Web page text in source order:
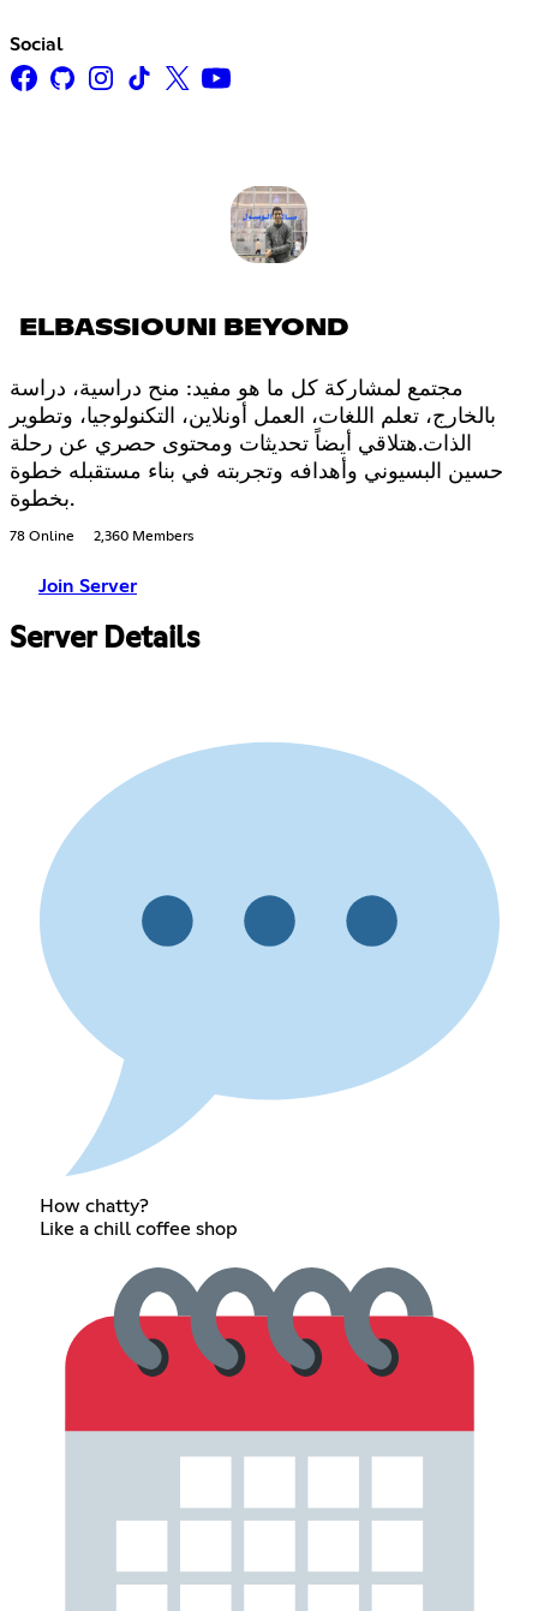
Social
ELBASSIOUNI BEYOND
مجتمع لمشاركة كل ما هو مفيد: منح دراسية، دراسة
بالخارج، تعلم اللغات، العمل أونلاين، التكنولوجيا، وتطوير
الذات.هتلاقي أيضاً تحديثات ومحتوى حصري عن رحلة
حسين البسيوني وأهدافه وتجربته في بناء مستقبله خطوة
بخطوة.
78 Online 2,360 Members
Join Server
Server Details
How chatty?
Like a chill coffee shop